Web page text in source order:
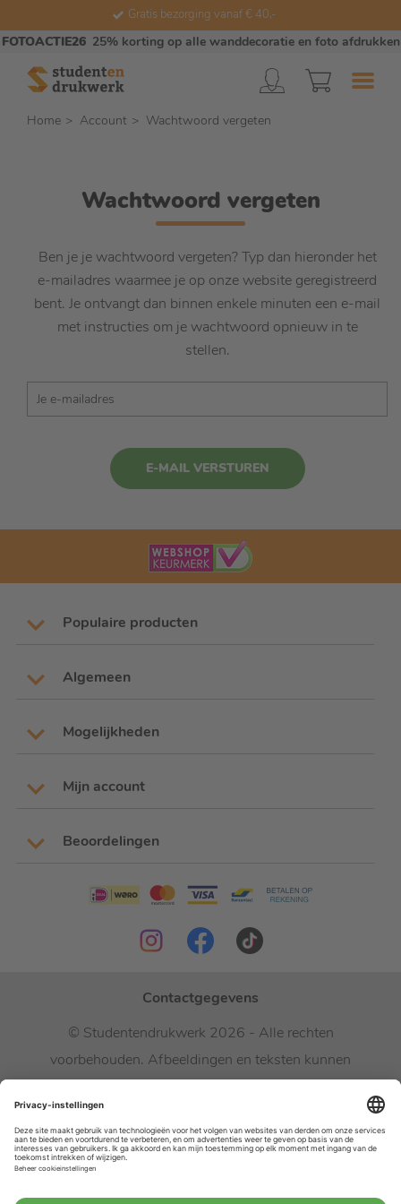
Gratis bezorging vanaf € 40,-
FOTOACTIE26 25% korting op alle wanddecoratie en foto afdrukken
Home Account Wachtwoord vergeten
Wachtwoord vergeten
Ben je je wachtwoord vergeten? Typ dan hieronder het
e-mailadres waarmee je op onze website geregistreerd
bent. Je ontvangt dan binnen enkele minuten een e-mail
met instructies om je wachtwoord opnieuw in te
stellen.
E-MAIL VERSTUREN
Populaire producten
Algemeen
Mogelijkheden
Mijn account
Beoordelingen
Contactgegevens
© Studentendrukwerk 2026 - Alle rechten
voorbehouden. Afbeeldingen en teksten kunnen
niet vrij worden gebruikt.
Studentendrukwerk gebruikt cookies ter
verbetering van de website.Bekijk de